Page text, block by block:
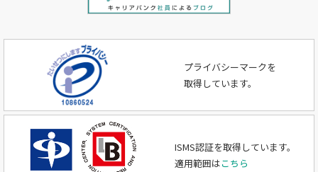
プライバシーマークを
取得しています。
ISMS認証を取得しています。
適用範囲はこちら